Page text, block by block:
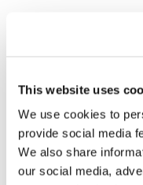
This website uses
We use cookies to
provide social media
We also share
our social media,